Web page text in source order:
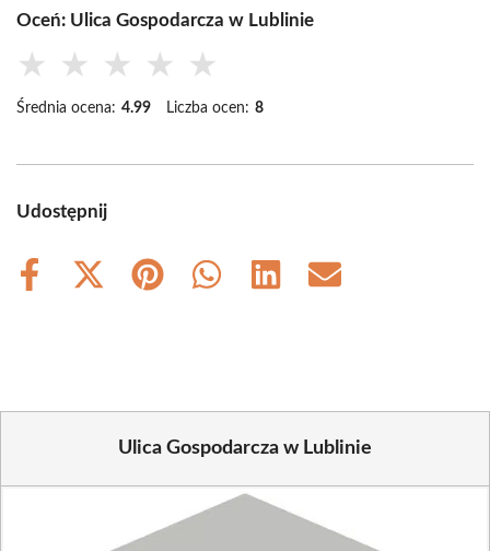
Oceń: Ulica Gospodarcza w Lublinie
★ ★ ★ ★ ★
Średnia ocena: 4.99 Liczba ocen: 8
Udostępnij
Share
Share
Share
Share
Share
Share
Ulica Gospodarcza w Lublinie